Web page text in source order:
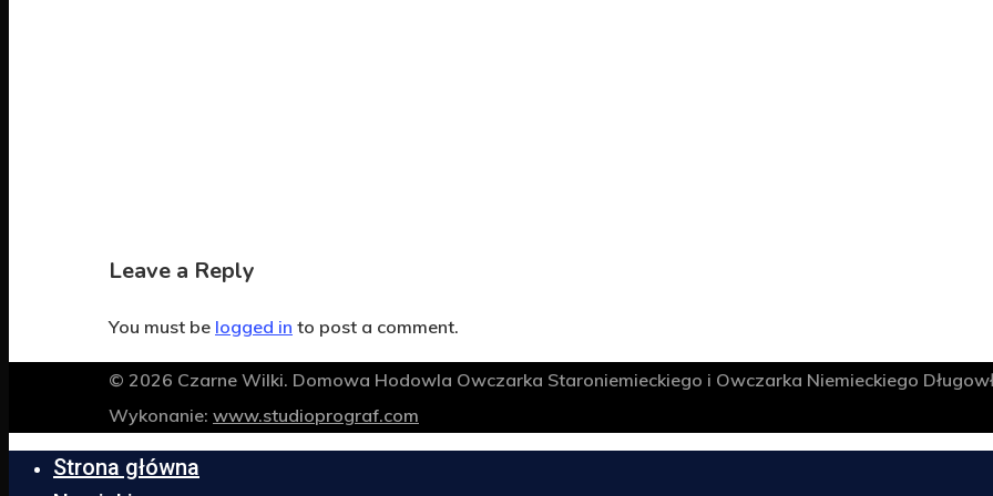
Leave a Reply
You must be logged in to post a comment.
© 2026 Czarne Wilki. Domowa Hodowla Owczarka Staroniemieckiego i Owczarka Niemieckiego
Wykonanie: www.studioprograf.com
Strona główna